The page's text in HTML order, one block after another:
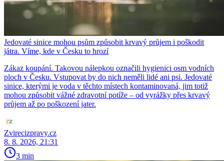
Jedovaté sinice mohou psům způsobit krvavý průjem i poškodit
játra. Víme, kde v Česku to hrozí
Zákaz koupání. Takovou nálepkou označili hygienici osm vodních
ploch v Česku. Vstupovat by do nich neměli lidé ani psi. Jedovaté
sinice, kterými je voda v těchto místech kontaminovaná, jim totiž
mohou způsobit vážné zdravotní potíže – od vyrážky přes krvavý
průjem až po poškození jater.
Zvirecizpravy.cz
8. 8. 2026, 21:31
3 min